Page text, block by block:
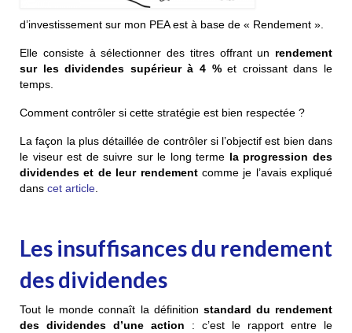
d’investissement sur mon PEA est à base de « Rendement ».
Elle consiste à sélectionner des titres offrant un rendement
sur les dividendes supérieur à 4 %et croissant dans le
temps.
Comment contrôler si cette stratégie est bien respectée ?
La façon la plus détaillée de contrôler si l’objectif est bien dans
le viseur est de suivre sur le long terme la progression des
dividendes et de leur rendementcomme je l’avais expliqué
dans cet article
Les insuffisances du rendement
des dividendes
Tout le monde connaît la définition standard du rendement
des dividendes d’une action : c’est le rapport entre le